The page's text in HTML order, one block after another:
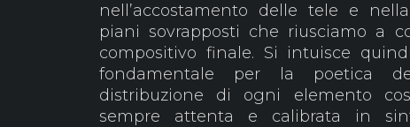
nell’accostamento delle tele e
piani sovrapposti che riusciamo a
compositivo finale. Si intuisce
fondamentale per la poetica
distribuzione di ogni elemento
sempre attenta e calibrata in